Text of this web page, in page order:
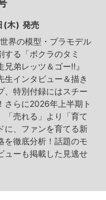
(木) 発売
界の模型・プラモデル
する「ボクラのタミ
弟レッツ＆ゴー!!』
生インタビュー＆描き
、特別付録にはスチー
さらに2026年上半期ト
「売れる」より「育て
に、ファンを育てる新
を徹底分析！話題のモ
ューも掲載した見逃せ